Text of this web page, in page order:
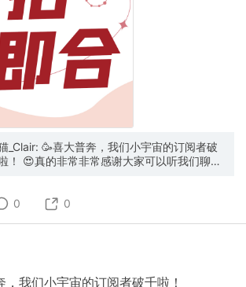
_Clair: 🥳喜大普奔，我们小宇宙的订阅者破
！ 😍真的非常非常感谢大家可以听我们聊
感谢和爱，表达我们的心意，我两准备了两份
0 0
，我们小宇宙的订阅者破千啦！